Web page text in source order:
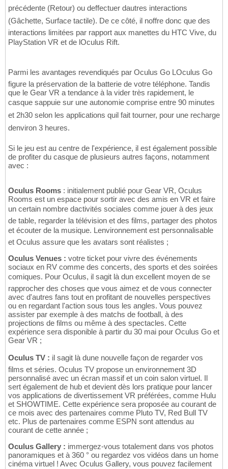
précédente (Retour) ou deffectuer dautres interactions
(Gâchette, Surface tactile). De ce côté, il noffre donc que des
interactions limitées par rapport aux manettes du HTC Vive, du
PlayStation VR et de lOculus Rift.
Parmi les avantages revendiqués par Oculus Go LOculus Go
figure la préservation de la batterie de votre téléphone. Tandis
que le Gear VR a tendance à la vider très rapidement, le
casque sappuie sur une autonomie comprise entre 90 minutes
et 2h30 selon les applications quil fait tourner, pour une recharge
denviron 3 heures.
Si le jeu est au centre de l'expérience, il est également possible
de profiter du casque de plusieurs autres façons, notamment
avec :
Oculus Rooms : initialement publié pour Gear VR, Oculus
Rooms est un espace pour sortir avec des amis en VR et faire
un certain nombre dactivités sociales comme jouer à des jeux
de table, regarder la télévision et des films, partager des photos
et écouter de la musique. Lenvironnement est personnalisable
et Oculus assure que les avatars sont réalistes ;
Oculus Venues : votre ticket pour vivre des événements
sociaux en RV comme des concerts, des sports et des soirées
comiques. Pour Oculus, il sagit là dun excellent moyen de se
rapprocher des choses que vous aimez et de vous connecter
avec d'autres fans tout en profitant de nouvelles perspectives
ou en regardant l'action sous tous les angles. Vous pouvez
assister par exemple à des matchs de football, à des
projections de films ou même à des spectacles. Cette
expérience sera disponible à partir du 30 mai pour Oculus Go et
Gear VR ;
Oculus TV : il sagit là dune nouvelle façon de regarder vos
films et séries. Oculus TV propose un environnement 3D
personnalisé avec un écran massif et un coin salon virtuel. Il
sert également de hub et devient dès lors pratique pour lancer
vos applications de divertissement VR préférées, comme Hulu
et SHOWTIME. Cette expérience sera proposée au courant de
ce mois avec des partenaires comme Pluto TV, Red Bull TV
etc. Plus de partenaires comme ESPN sont attendus au
courant de cette année ;
Oculus Gallery : immergez-vous totalement dans vos photos
panoramiques et à 360 ° ou regardez vos vidéos dans un home
cinéma virtuel ! Avec Oculus Gallery, vous pouvez facilement